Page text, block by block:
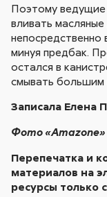
Поэтому
вливать
непосредственно
минуя предбак.
остался в
смывать большим
Записала Елена
Фото «Amazone»
Перепечатка и
материалов на
ресурсы только